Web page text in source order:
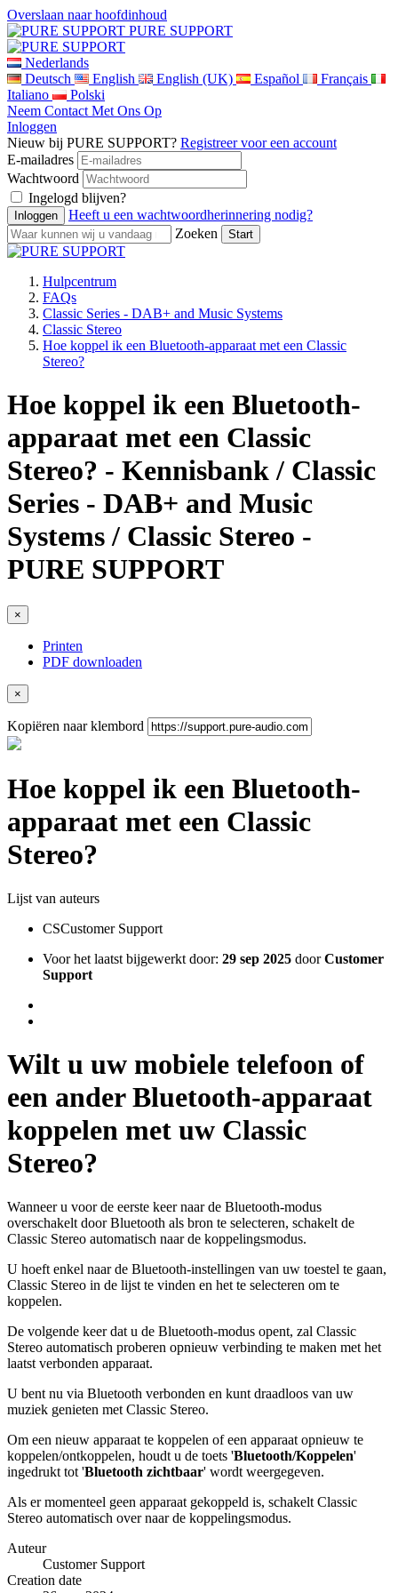
Overslaan naar hoofdinhoud
PURE SUPPORT
Nederlands
Deutsch
English English (UK) Español
Français
Italiano
Polski
Neem Contact Met Ons Op
Inloggen
Nieuw bij PURE SUPPORT? Registreer voor een account
E-mailadres
Wachtwoord
Ingelogd blijven?
Heeft u een wachtwoordherinnering nodig?
Zoeken
Hulpcentrum
FAQs
Classic Series - DAB+ and Music Systems
Classic Stereo
Hoe koppel ik een Bluetooth-apparaat met een Classic
Stereo?
Hoe koppel ik een Bluetooth-
apparaat met een Classic
Stereo? - Kennisbank / Classic
Series - DAB+ and Music
Systems / Classic Stereo -
PURE SUPPORT
×
Printen
PDF downloaden
×
Kopiëren naar klembord
Hoe koppel ik een Bluetooth-
apparaat met een Classic
Stereo?
Lijst van auteurs
CSCustomer Support
Voor het laatst bijgewerkt door: 29 sep 2025 doorCustomer
Support
Wilt u uw mobiele telefoon of
een ander Bluetooth-apparaat
koppelen met uw Classic
Stereo?
Wanneer u voor de eerste keer naar de Bluetooth-modus
overschakelt door Bluetooth als bron te selecteren, schakelt de
Classic Stereo automatisch naar de koppelingsmodus.
U hoeft enkel naar de Bluetooth-instellingen van uw toestel te gaan,
Classic Stereo in de lijst te vinden en het te selecteren om te
koppelen.
De volgende keer dat u de Bluetooth-modus opent, zal Classic
Stereo automatisch proberen opnieuw verbinding te maken met het
laatst verbonden apparaat.
U bent nu via Bluetooth verbonden en kunt draadloos van uw
muziek genieten met Classic Stereo.
Om een nieuw apparaat te koppelen of een apparaat opnieuw te
koppelen/ontkoppelen, houdt u de toets 'Bluetooth/Koppelen'
ingedrukt tot 'Bluetooth zichtbaar' wordt weergegeven.
Als er momenteel geen apparaat gekoppeld is, schakelt Classic
Stereo automatisch over naar de koppelingsmodus.
Auteur
Customer Support
Creation date